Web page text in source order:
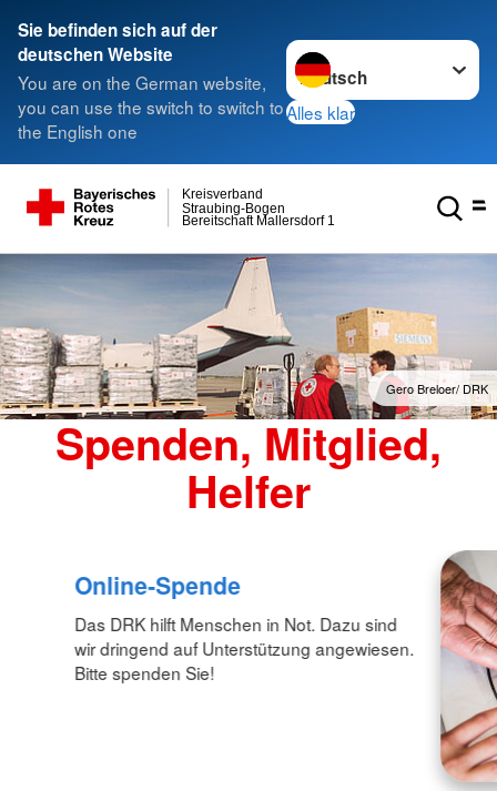
Sie befinden sich auf der
deutschen Website
You are on the German website,
you can use the switch to switch to
the English one
Sprache wechseln zu
Alles klar
Bereitschaft Mallersdorf 1
Straubing-Bogen
Kreisverband
Gero Breloer/ DRK
Spenden, Mitglied,
Helfer
Online-Spende
Das DRK hilft Menschen in Not. Dazu sind
wir dringend auf Unterstützung angewiesen.
Bitte spenden Sie!